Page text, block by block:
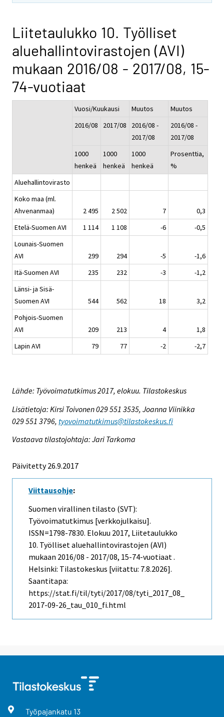
Liitetaulukko 10. Työlliset
aluehallintovirastojen (AVI)
mukaan 2016/08 - 2017/08, 15-
74-vuotiaat
Vuosi/Kuukausi Muutos
Muutos
2016/08
2017/08
2016/08 -
2017/08
2016/08 -
2017/08
1000
henkeä
1000
henkeä
1000
henkeä
Prosenttia,
%
Aluehallintovirasto
Koko maa (ml.
Ahvenanmaa)
2 495 2 502 7
0,3
Etelä-Suomen AVI
1 114 1 108 -6
-0,5
Lounais-Suomen
AVI
299 294 -5
-1,6
Itä-Suomen AVI
235 232 -3
-1,2
Länsi- ja Sisä-
Suomen AVI
544 562 18
3,2
Pohjois-Suomen
AVI
209 213 4
1,8
Lapin AVI
79 77 -2 -2,7
Lähde: Työvoimatutkimus 2017, elokuu. Tilastokeskus
Lisätietoja: Kirsi Toivonen 029 551 3535, Joanna Viinikka
029 551 3796, tyovoimatutkimus@tilastokeskus.fi
Vastaava tilastojohtaja: Jari Tarkoma
Päivitetty 26.9.2017
Viittausohje:
Suomen virallinen tilasto (SVT):
Työvoimatutkimus [verkkojulkaisu].
ISSN=1798-7830. Elokuu 2017, Liitetaulukko
10. Työlliset aluehallintovirastojen (AVI)
mukaan 2016/08 - 2017/08, 15-74-vuotiaat .
Helsinki: Tilastokeskus [viitattu: 7.8.2026].
Saantitapa:
https://stat.fi/til/tyti/2017/08/tyti_2017_08_
2017-09-26_tau_010_fi.html
Työpajankatu 13